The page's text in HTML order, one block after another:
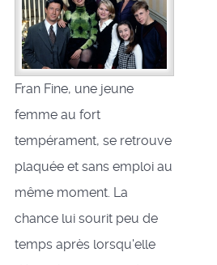
Fran Fine, une jeune
femme au fort
tempérament, se retrouve
plaquée et sans emploi au
même moment. La
chance lui sourit peu de
temps après lorsqu'elle